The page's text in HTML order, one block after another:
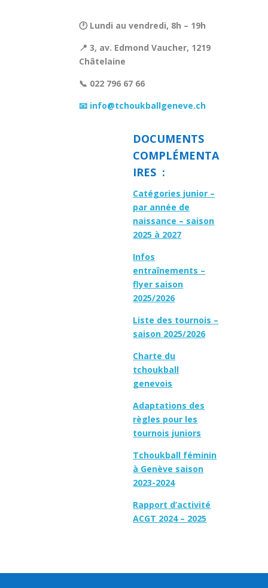
🕐 Lundi au vendredi, 8h – 19h
📍 3, av. Edmond Vaucher, 1219
Châtelaine
📞 022 796 67 66
📧 info@tchoukballgeneve.ch
DOCUMENTS
COMPLÉMENTA
IRES :
Catégories junior –
par année de
naissance – saison
2025 à 2027
Infos
entraînements –
flyer saison
2025/2026
Liste des tournois –
saison 2025/2026
Charte du
tchoukball
genevois
Adaptations des
règles pour les
tournois juniors
Tchoukball féminin
à Genève saison
2023-2024
Rapport d’activité
ACGT 2024 – 2025